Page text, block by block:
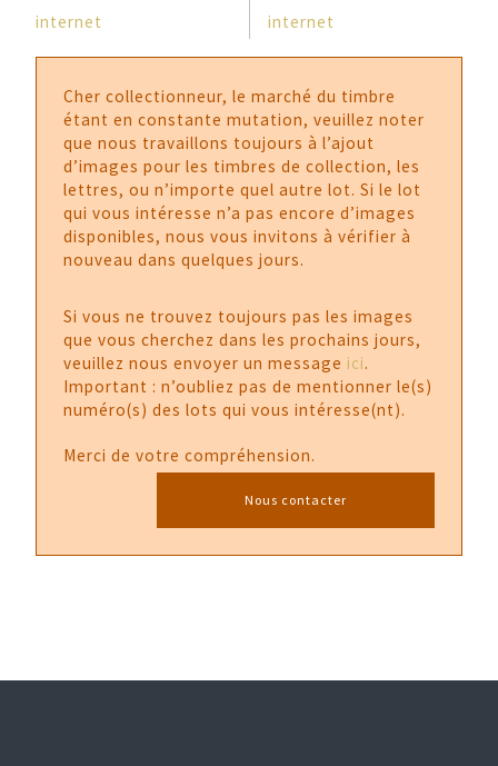
internet
internet
Cher collectionneur, le marché du timbre
étant en constante mutation, veuillez noter
que nous travaillons toujours à l’ajout
d’images pour les timbres de collection, les
lettres, ou n’importe quel autre lot. Si le lot
qui vous intéresse n’a pas encore d’images
disponibles, nous vous invitons à vérifier à
nouveau dans quelques jours.
Si vous ne trouvez toujours pas les images
que vous cherchez dans les prochains jours,
veuillez nous envoyer un message ici.
Important : n’oubliez pas de mentionner le(s)
numéro(s) des lots qui vous intéresse(nt).
Merci de votre compréhension.
Nous contacter